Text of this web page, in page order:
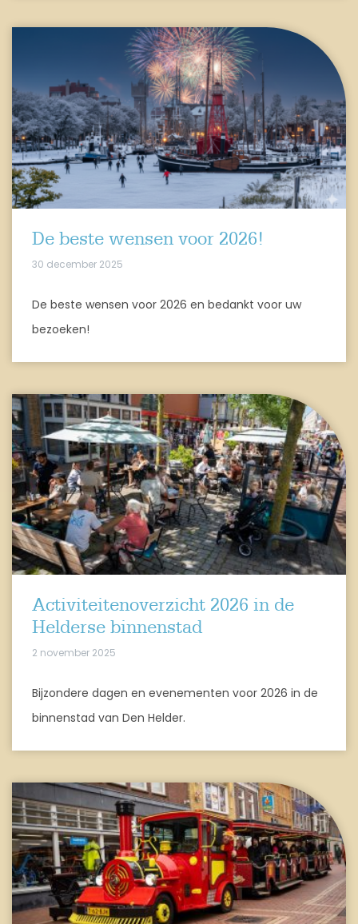
De beste wensen voor 2026!
30 december 2025
De beste wensen voor 2026 en bedankt voor uw
bezoeken!
Activiteitenoverzicht 2026 in de
Helderse binnenstad
2 november 2025
Bijzondere dagen en evenementen voor 2026 in de
binnenstad van Den Helder.